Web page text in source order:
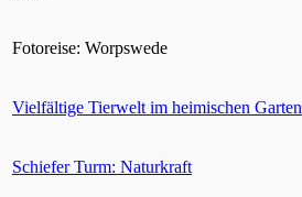
Fotoreise: Worpswede
Vielfältige Tierwelt im heimischen Garten
Schiefer Turm: Naturkraft